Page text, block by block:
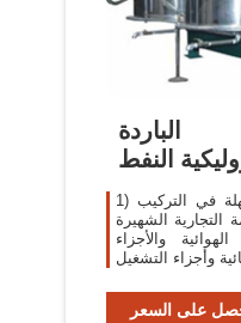
النفط
1) بنية بسيطة في نوع خطي ، سهلة في التركيب
التجارية الشهيرة
والأجزاء
على السعر